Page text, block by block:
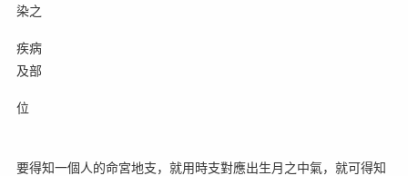
染之
疾病
及部
位
要得知一個人的命宮地支，就用時支對應出生月之中氣，就可得知